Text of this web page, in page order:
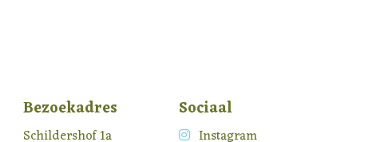
Bezoekadres
Schildershof 1a
Sociaal
Instagram